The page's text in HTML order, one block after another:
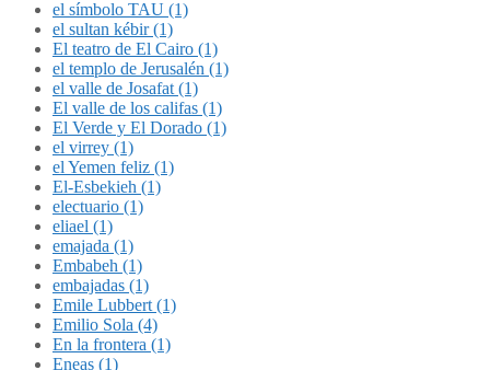
el símbolo TAU (1)
el sultan kébir (1)
El teatro de El Cairo (1)
el templo de Jerusalén (1)
el valle de Josafat (1)
El valle de los califas (1)
El Verde y El Dorado (1)
el virrey (1)
el Yemen feliz (1)
El-Esbekieh (1)
electuario (1)
eliael (1)
emajada (1)
Embabeh (1)
embajadas (1)
Emile Lubbert (1)
Emilio Sola (4)
En la frontera (1)
Eneas (1)